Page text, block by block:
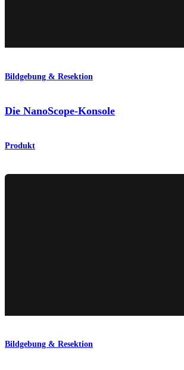
Bildgebung & Resektion
Die NanoScope-Konsole
Produkt
Bildgebung & Resektion